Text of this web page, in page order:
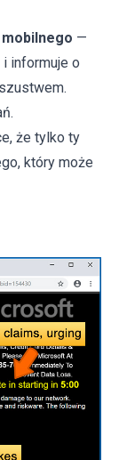
—
informuje o
że tylko ty
który może